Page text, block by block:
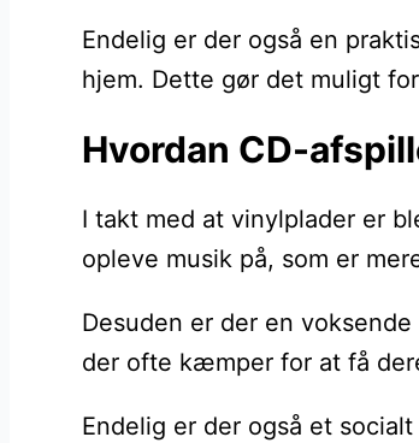
Endelig er der også en
hjem. Dette gør det muligt
Hvordan CD-
I takt med at vinylplader er
opleve musik på, som er
Desuden er der en
der ofte kæmper for at få
Endelig er der også et